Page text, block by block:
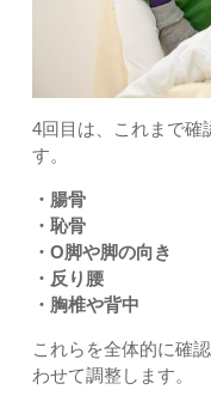
4回目は、これまで確
す。
・腸骨
・恥骨
・O脚や脚の向き
・反り腰
・胸椎や背中
これらを全体的に確
わせて調整します。